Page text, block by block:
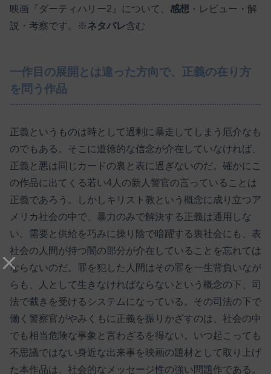
映画『ダーティハリー2』について、 感想 ・レビュー・解
説・考察です。※ネタバレ含む
一作目の展開とは違った方向で、正義の在り方
を問う作品
正義というものは時として過剰に暴走してしまう厄介なも
のでもある。そこに道徳的な信念が介在していなければ、
正義と悪は同じカードの裏と表に過ぎないのだ。確かにこ
の作品に出てくる若い4人の新人警官の言っていることは
正義であろう。しかしキリスト教という概念に成り立つア
メリカ社会の中で、暴力のみで解決する正義は通用しな
い。需要と供給を巧みに操り陰で暗躍する裏社会にも、表
社会の人間が持つ闇の部分が介在していることを忘れては
ならないのだ。罪を犯した人間はその罪を一生背負いなが
らも、人として生きなければならないという概念の下、司
法で裁きを受けるシステムになっている。その司法の下で
働く警察官がやみくもに正義を振りかざすのは、社会の中
でも相当危険な事象と言わざるを得ない。いつ起こっても
不思議ではない身近な出来事を映画の題材として取り上げ
た本作品は、社会的なメッセージ性の強い問題作である。